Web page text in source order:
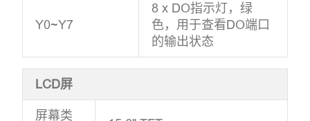
Y0~Y7
8 x DO指示灯，绿
色，用于查看DO端口
的输出状态
LCD屏
屏幕类